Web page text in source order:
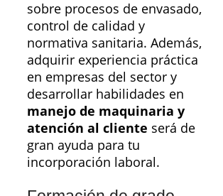
sobre procesos de envasado,
control de calidad y
normativa sanitaria. Además,
adquirir experiencia práctica
en empresas del sector y
desarrollar habilidades en
manejo de maquinaria y
atención al cliente será de
gran ayuda para tu
incorporación laboral.